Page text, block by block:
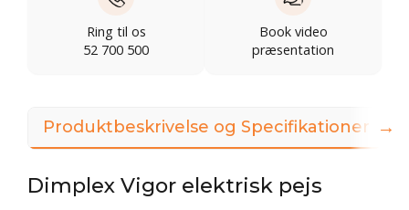
Ring til os
52 700 500
Book video
præsentation
Produktbeskrivelse og Specifikationer
Dimplex Vigor elektrisk pejs
→